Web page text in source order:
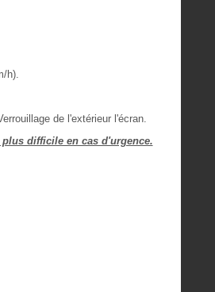
h).
de l'extérieur l'écran.
difficile en cas d'urgence.